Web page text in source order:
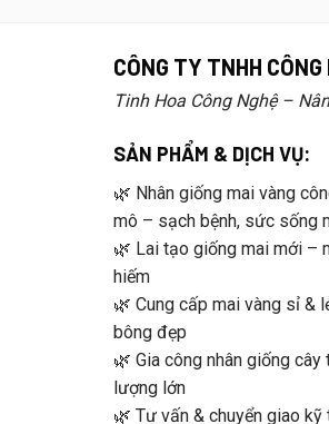
CÔNG TY TNHH CÔNG
Tinh Hoa Công Nghệ –
SẢN PHẨM & DỊCH VỤ:
🌿 Nhân giống mai vàng
mô – sạch bệnh, sức sống
🌿 Lai tạo giống mai mới –
hiếm
🌿 Cung cấp mai vàng sỉ &
bông đẹp
🌿 Gia công nhân giống
lượng lớn
🌿 Tư vấn & chuyển giao kỹ